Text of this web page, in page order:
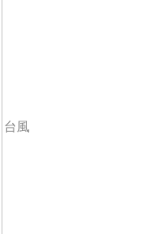
台風